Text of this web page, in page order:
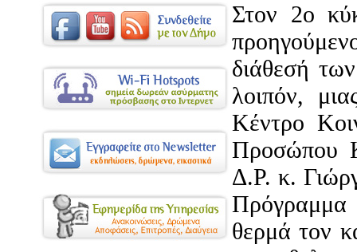
Στον 2ο
διάθεσή
λοιπόν,
Κέντρο
Προσώπου
Δ.Ρ. κ.
Πρόγραμμα
θερμά τον